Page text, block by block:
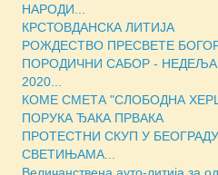
НАРОДИ...
КРСТОВДАНСКА ЛИТИЈА
РОЖДЕСТВО ПРЕСВЕТЕ
ПОРОДИЧНИ САБОР -
2020...
КОМЕ СМЕТА "СЛОБОДНА
ПОРУКА ЂАКА ПРВАКА
ПРОТЕСТНИ СКУП У
СВЕТИЊАМА...